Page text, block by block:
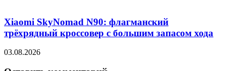
Xiaomi SkyNomad N90: флагманский
трёхрядный кроссовер с большим запасом хода
03.08.2026